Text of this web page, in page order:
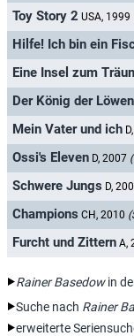
Toy Story 2 USA, 1999
Hilfe! Ich bin ein
Eine Insel zum
Der König der
Mein Vater und ich
Ossi's Eleven D, 2007
Schwere Jungs D,
Champions CH, 2010
Furcht und Zittern A,
Rainer Basedowin
Suche nach Rainer
erweiterte